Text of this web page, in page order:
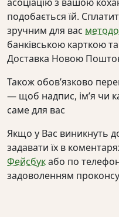
подобається їй.
зручним для вас
банківською карткою
Доставка Новою
Також обов’язково
— щоб надпис, ім’я чи
саме для вас
Якщо у Вас виникнуть
задавати їх в
Фейсбукабо по
задоволенням